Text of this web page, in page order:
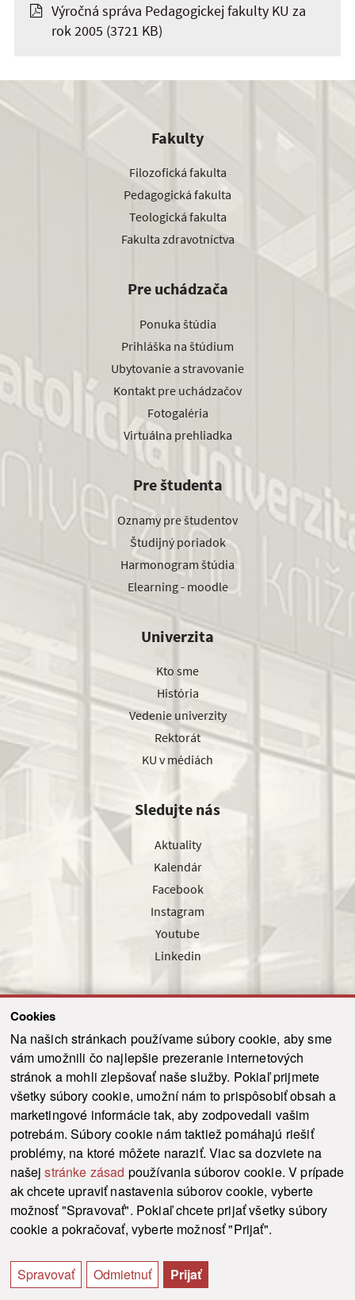
Cookies
Na našich stránkach používame súbory cookie, aby sme
vám umožnili čo najlepšie prezeranie internetových
stránok a mohli zlepšovať naše služby. Pokiaľ prijmete
všetky súbory cookie, umožní nám to prispôsobiť obsah a
marketingové informácie tak, aby zodpovedali vašim
potrebám. Súbory cookie nám taktiež pomáhajú riešiť
problémy, na ktoré môžete naraziť. Viac sa dozviete na
našejstránke zásad používania súborov cookie. V prípade
ak chcete upraviť nastavenia súborov cookie, vyberte
možnosť "Spravovať". Pokiaľ chcete prijať všetky súbory
cookie a pokračovať, vyberte možnosť "Prijať".
Spravovať Odmietnuť Prijať
Výročná správa Pedagogickej fakulty KU za
rok 2005 (3721 KB)
Fakulty
Filozofická fakulta
Pedagogická fakulta
Teologická fakulta
Fakulta zdravotníctva
Pre uchádzača
Ponuka štúdia
Prihláška na štúdium
Ubytovanie a stravovanie
Kontakt pre uchádzačov
Fotogaléria
Virtuálna prehliadka
Pre študenta
Oznamy pre študentov
Študijný poriadok
Harmonogram štúdia
Elearning - moodle
Univerzita
Kto sme
História
Vedenie univerzity
Rektorát
KU v médiách
Sledujte nás
Aktuality
Kalendár
Facebook
Instagram
Youtube
Linkedin
Odoslať
© 2021-2026 ku.sk. Všetky práva vyhradené. | Ochrana osobných údajov
Vyhlásenie o prístupnosti |
Admin
This site is protected by reCAPTCHA and the Google Privacy Policy and Terms of
Service
apply.